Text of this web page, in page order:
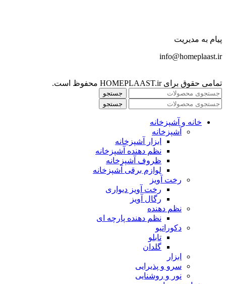
پیام به مدیریت
info@homeplaast.ir
تمامی حقوق برای HOMEPLAAST.ir محفوظ است.
جستجو
جستجو
خانه و آشپزخانه
آشپزخانه
ابزار آشپزخانه
نظم دهنده آشپزخانه
ظروف آشپزخانه
لوازم برقی آشپزخانه
رخت آویز
رخت آویز دیواری
رگال آویز
نظم دهنده
نظم دهنده پارچه ای
دکوراتیو
تابلو
گلدان
ابزار
سرو و پذیرایی
نور و روشنایی